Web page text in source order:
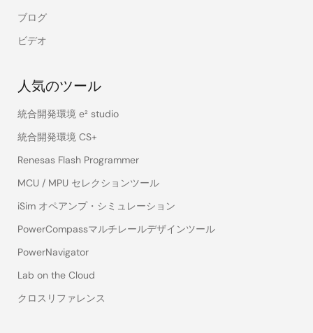
ブログ
ビデオ
人気のツール
統合開発環境 e² studio
統合開発環境 CS+
Renesas Flash Programmer
MCU / MPU セレクションツール
iSim オペアンプ・シミュレーション
PowerCompassマルチレールデザインツール
PowerNavigator
Lab on the Cloud
クロスリファレンス